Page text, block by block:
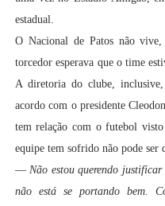
estadual.
O Nacional de Patos não
torcedor esperava que o time
A diretoria do clube,
acordo com o presidente
tem relação com o futebol
equipe tem sofrido não pode ser
—Não estou querendo
não está se portando bem.